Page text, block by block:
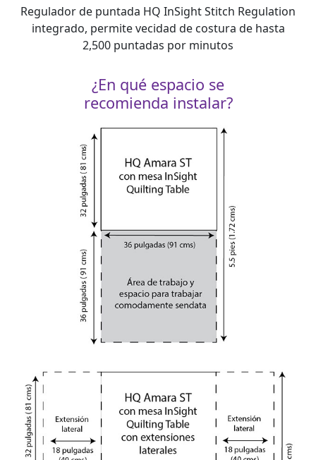
Regulador de puntada HQ InSight Stitch Regulation
integrado, permite vecidad de costura de hasta
2,500 puntadas por minutos
¿En qué espacio se
recomienda instalar?